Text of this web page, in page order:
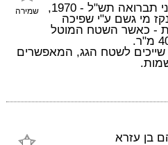
שמירה
על פי הל"ת - הוראות למתקני תברואה תש"ל - 1970,
מותר לנקז מי גשם ע"י שפיכה
- כאשר השטח המוטל
שייכים לשטח הגג, המאפשרים
בן עזרא